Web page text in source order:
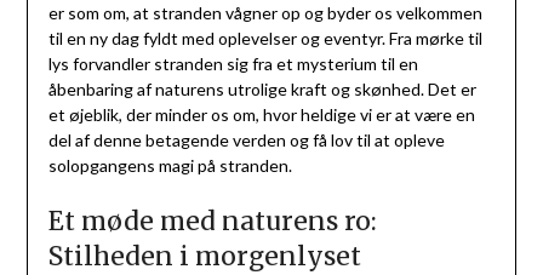
er som om, at stranden vågner op og byder os velkommen
til en ny dag fyldt med oplevelser og eventyr. Fra mørke til
lys forvandler stranden sig fra et mysterium til en
åbenbaring af naturens utrolige kraft og skønhed. Det er
et øjeblik, der minder os om, hvor heldige vi er at være en
del af denne betagende verden og få lov til at opleve
solopgangens magi på stranden.
Et møde med naturens ro:
Stilheden i morgenlyset